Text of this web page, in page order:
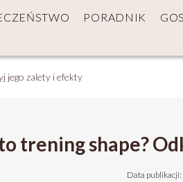
PORADNIK
jego zalety i efekty
trening shape?
Data